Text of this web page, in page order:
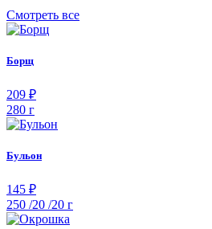
Смотреть все
Борщ
209 ₽
280 г
Бульон
145 ₽
250 /20 /20 г